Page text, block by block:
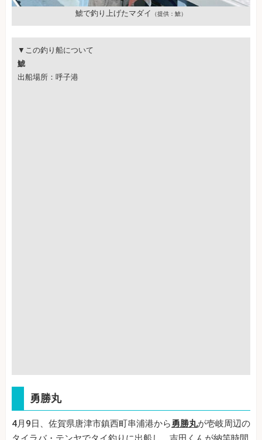
鯱で釣り上げたマダイ （提供：鯱）
▼この釣り船について
鯱
出船場所：呼子港
勇勝丸
4月9日、佐賀県唐津市鎮西町串浦港から勇勝丸が壱岐周辺の